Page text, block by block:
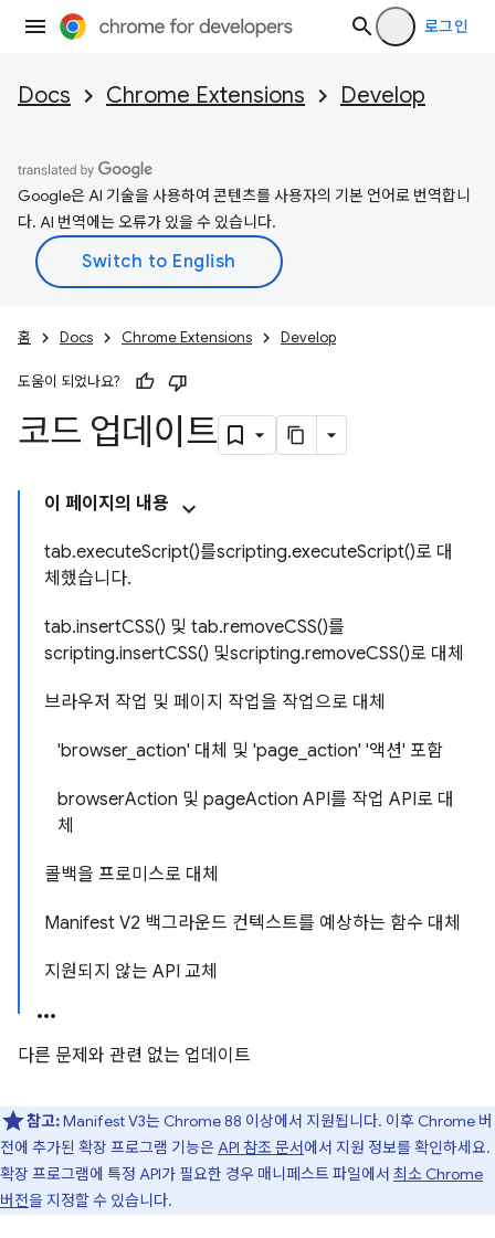
로그인
Docs Chrome Extensions Develop
Google은 AI 기술을 사용하여 콘텐츠를 사용자의 기본 언어로 번역합니
다. AI 번역에는 오류가 있을 수 있습니다.
홈 Docs Chrome Extensions Develop
도움이 되었나요?
코드 업데이트
이 페이지의 내용
tab.executeScript()를scripting.executeScript()로 대
체했습니다.
tab.insertCSS() 및 tab.removeCSS()를
scripting.insertCSS() 및scripting.removeCSS()로 대체
브라우저 작업 및 페이지 작업을 작업으로 대체
'browser_action' 대체 및 'page_action' '액션' 포함
browserAction 및 pageAction API를 작업 API로 대
체
콜백을 프로미스로 대체
Manifest V2 백그라운드 컨텍스트를 예상하는 함수 대체
지원되지 않는 API 교체
다른 문제와 관련 없는 업데이트
참고:Manifest V3는 Chrome 88 이상에서 지원됩니다. 이후 Chrome 버
전에 추가된 확장 프로그램 기능은API 참조 문서에서 지원 정보를 확인하세요.
확장 프로그램에 특정 API가 필요한 경우 매니페스트 파일에서 최소 Chrome
버전을 지정할 수 있습니다.